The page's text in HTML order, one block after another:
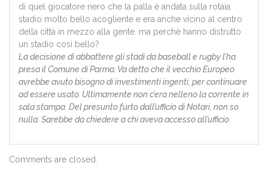
di quel giocatore nero che la palla è andata sulla rotaia.
stadio molto bello acogliente e era anche vicino al centro
della città in mezzo alla gente. ma perchè hanno distrutto
un stadio così bello?
La decisione di abbattere gli stadi da baseball e rugby l’ha
presa il Comune di Parma. Va detto che il vecchio Europeo
avrebbe avuto bisogno di investimenti ingenti, per continuare
ad essere usato. Ultimamente non c’era nelleno la corrente in
sala stampa. Del presunto furto dall’ufficio di Notari, non so
nulla. Sarebbe da chiedere a chi aveva accesso all’ufficio
Comments are closed.